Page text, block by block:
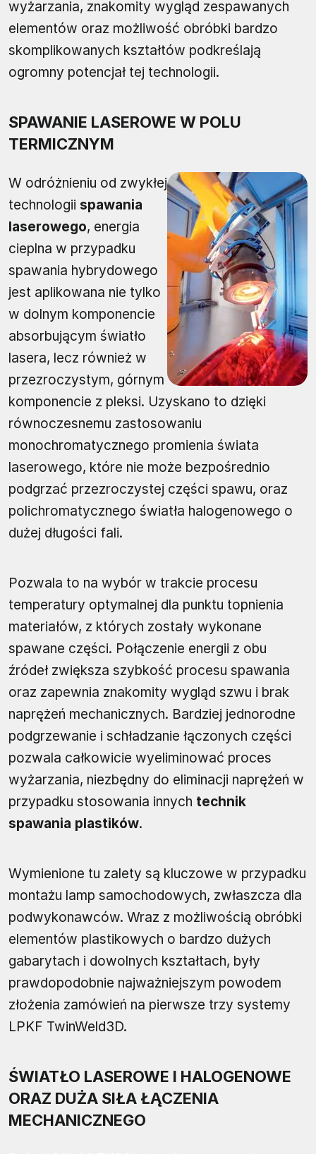
wyżarzania, znakomity wygląd zespawanych
elementów oraz możliwość obróbki bardzo
skomplikowanych kształtów podkreślają
ogromny potencjał tej technologii.
SPAWANIE LASEROWE W POLU
TERMICZNYM
W odróżnieniu od zwykłej
technologii spawania
laserowego, energia
cieplna w przypadku
spawania hybrydowego
jest aplikowana nie tylko
w dolnym komponencie
absorbującym światło
lasera, lecz również w
przezroczystym, górnym
komponencie z pleksi. Uzyskano to dzięki
równoczesnemu zastosowaniu
monochromatycznego promienia świata
laserowego, które nie może bezpośrednio
podgrzać przezroczystej części spawu, oraz
polichromatycznego światła halogenowego o
dużej długości fali.
Pozwala to na wybór w trakcie procesu
temperatury optymalnej dla punktu topnienia
materiałów, z których zostały wykonane
spawane części. Połączenie energii z obu
źródeł zwiększa szybkość procesu spawania
oraz zapewnia znakomity wygląd szwu i brak
naprężeń mechanicznych. Bardziej jednorodne
podgrzewanie i schładzanie łączonych części
pozwala całkowicie wyeliminować proces
wyżarzania, niezbędny do eliminacji naprężeń w
przypadku stosowania innych technik
spawania plastików.
Wymienione tu zalety są kluczowe w przypadku
montażu lamp samochodowych, zwłaszcza dla
podwykonawców. Wraz z możliwością obróbki
elementów plastikowych o bardzo dużych
gabarytach i dowolnych kształtach, były
prawdopodobnie najważniejszym powodem
złożenia zamówień na pierwsze trzy systemy
LPKF TwinWeld3D.
ŚWIATŁO LASEROWE I HALOGENOWE
ORAZ DUŻA SIŁA ŁĄCZENIA
MECHANICZNEGO